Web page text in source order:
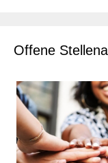
Offene